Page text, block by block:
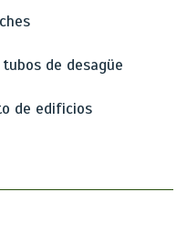
de desagüe
de edificios